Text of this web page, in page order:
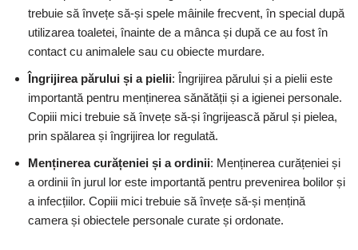
trebuie să învețe să-și spele mâinile frecvent, în special după
utilizarea toaletei, înainte de a mânca și după ce au fost în
contact cu animalele sau cu obiecte murdare.
Îngrijirea părului și a pielii: Îngrijirea părului și a pielii este
importantă pentru menținerea sănătății și a igienei personale.
Copiii mici trebuie să învețe să-și îngrijească părul și pielea,
prin spălarea și îngrijirea lor regulată.
Menținerea curățeniei și a ordinii: Menținerea curățeniei și
a ordinii în jurul lor este importantă pentru prevenirea bolilor și
a infecțiilor. Copiii mici trebuie să învețe să-și mențină
camera și obiectele personale curate și ordonate.